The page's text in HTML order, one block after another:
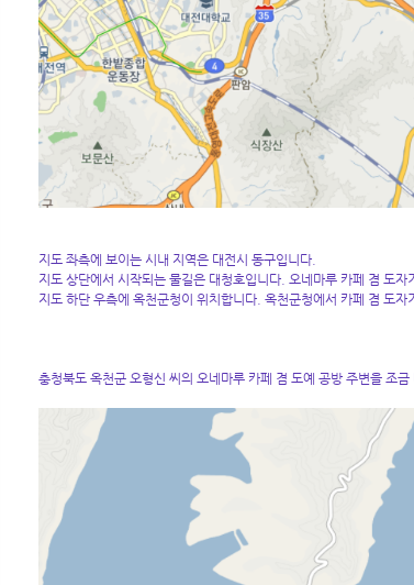
지도 좌측에 보이는 시내 지역은 대전시 동구입니다.
지도 상단에서 시작되는 물길은 대청호입니다. 오네마루 카페 겸 도자
지도 하단 우측에 옥천군청이 위치합니다. 옥천군청에서 카페 겸 도
충청북도 옥천군 오형신 씨의 오네마루 카페 겸 도예 공방 주변을 조